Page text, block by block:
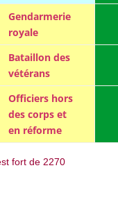
Gendarmerie
royale
Bataillon des
vétérans
Officiers hors
des corps et
en réforme
fort de 2270